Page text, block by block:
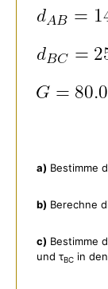
a) Bestimme
b) Berechne
c) Bestimme
und τBC in